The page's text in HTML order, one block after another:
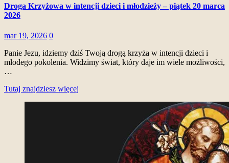
Droga Krzyżowa w intencji dzieci i młodzieży – piątek 20 marca
2026
mar 19, 2026 0
Panie Jezu, idziemy dziś Twoją drogą krzyża w intencji dzieci i
młodego pokolenia. Widzimy świat, który daje im wiele możliwości,
…
Tutaj znajdziesz więcej